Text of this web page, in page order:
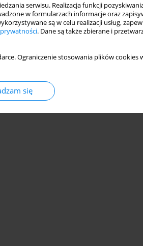
serwisu. Realizacja funkcji
w formularzach informacje oraz
są w celu realizacji usług,
. Dane są także zbierane i
Ograniczenie stosowania plików
się